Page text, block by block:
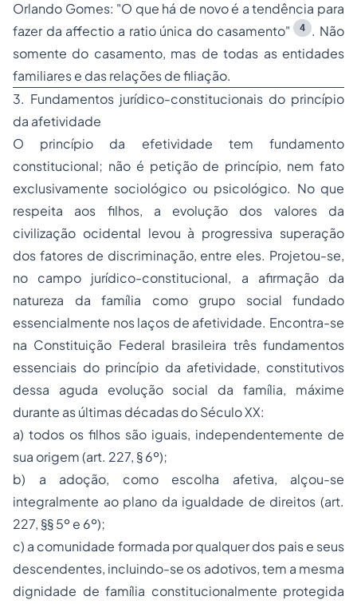
Orlando Gomes: "O que há de novo é a tendência para
fazer da affectio a ratioúnica do casamento" 4
. Não
somente do casamento, mas de todas as entidades
familiares e das relações de filiação.
3. Fundamentos jurídico-constitucionais do princípio
da afetividade
O princípio da efetividade tem fundamento
constitucional; não é petição de princípio, nem fato
exclusivamente sociológico ou psicológico. No que
respeita aos filhos, a evolução dos valores da
civilização ocidental levou à progressiva superação
dos fatores de discriminação, entre eles. Projetou-se,
no campo jurídico-constitucional, a afirmação da
natureza da família como grupo social fundado
essencialmente nos laços de afetividade. Encontra-se
na Constituição Federal brasileira três fundamentos
essenciais do princípio da afetividade, constitutivos
dessa aguda evolução social da família, máxime
durante as últimas décadas do Século XX:
a) todos os filhos são iguais, independentemente de
sua origem (art. 227, § 6º);
b) a adoção, como escolha afetiva, alçou-se
integralmente ao plano da igualdade de direitos (art.
227, §§ 5º e 6º);
c) a comunidade formada por qualquer dos pais e seus
descendentes, incluindo-se os adotivos, tem a mesma
dignidade de família constitucionalmente protegida